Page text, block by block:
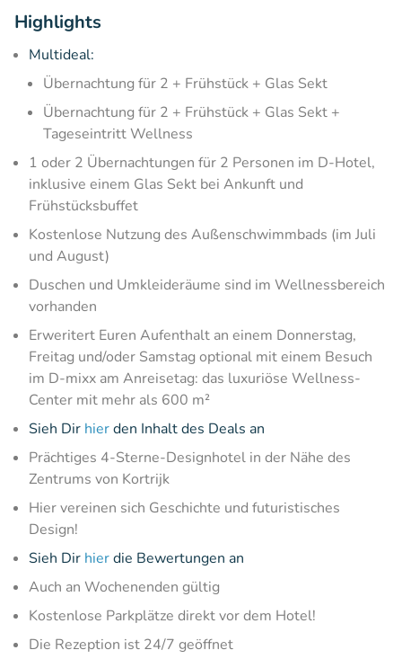
Highlights
Multideal:
Übernachtung für 2 + Frühstück + Glas Sekt
Übernachtung für 2 + Frühstück + Glas Sekt +
Tageseintritt Wellness
​1 oder 2 Übernachtungen für 2 Personen im D-Hotel,
inklusive einem Glas Sekt bei Ankunft und
Frühstücksbuffet
Kostenlose Nutzung des Außenschwimmbads (im Juli
und August)
Duschen und Umkleideräume sind im Wellnessbereich
vorhanden
Erweritert Euren Aufenthalt an einem Donnerstag,
Freitag und/oder Samstag optional mit einem Besuch
im D-mixx am Anreisetag: das luxuriöse Wellness-
Center mit mehr als 600 m²
Sieh Dir hierden Inhalt des Deals an
Prächtiges 4-Sterne-Designhotel in der Nähe des
Zentrums von Kortrijk
Hier vereinen sich Geschichte und futuristisches
Design!
Sieh Dir hierdie Bewertungen an
Auch an Wochenenden gültig
Kostenlose Parkplätze direkt vor dem Hotel!
Die Rezeption ist 24/7 geöffnet